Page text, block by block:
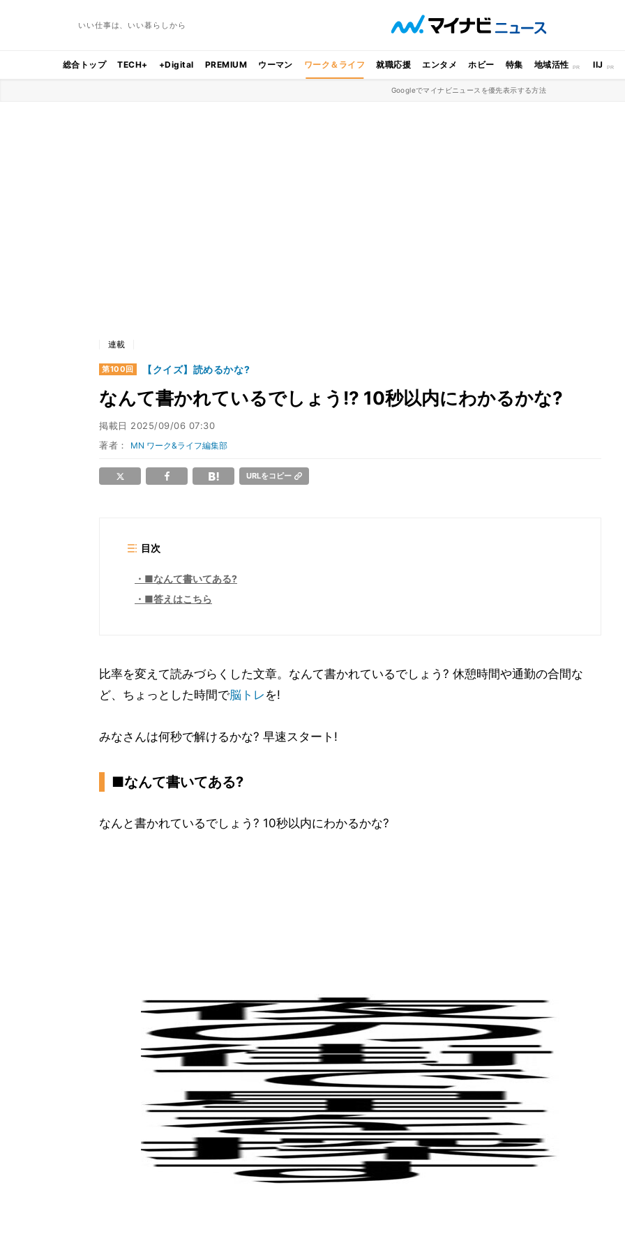
いい仕事は、いい暮らしから
総合トップ TECH+ +Digital PREMIUM ウーマン ワーク＆ライフ 就職応援 エンタメ ホビー 特集 地域活性 IIJ
Googleでマイナビニュースを優先表示する方法
連載
第100回 【クイズ】読めるかな?
なんて書かれているでしょう!? 10秒以内にわかるかな?
掲載日 2025/09/06 07:30
著者： MN ワーク&ライフ編集部
URLをコピー
目次
■なんて書いてある?
■答えはこちら
比率を変えて読みづらくした文章。なんて書かれているでしょう? 休憩時間や通勤の合間な
ど、ちょっとした時間で脳トレ を!
みなさんは何秒で解けるかな? 早速スタート!
■なんて書いてある?
なんと書かれているでしょう? 10秒以内にわかるかな?